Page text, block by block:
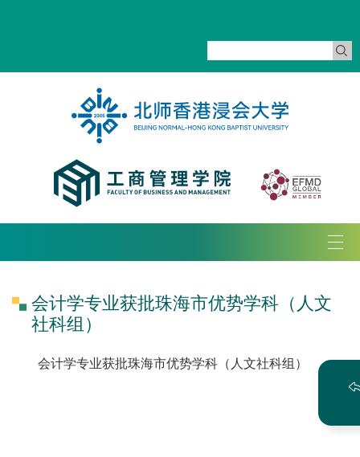
会计学专业获批珠海市优势学科（人文
社科组）
会计学专业获批珠海市优势学科（人文社科组）